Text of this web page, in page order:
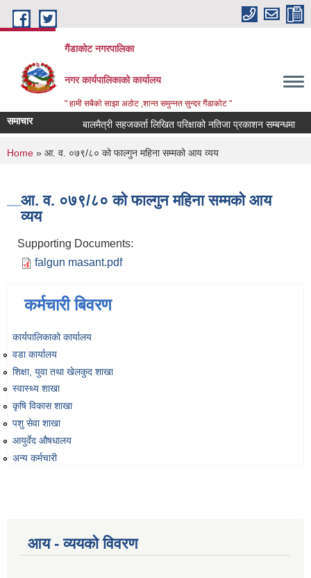
Skip to main content
गैंडाकोट नगरपालिका
नगर कार्यपालिकाको कार्यालय
" हामी सबैको साझा अठोट ,शान्त समुन्नत सुन्दर गैंडाकोट "
समाचार बालमैत्री सहजकर्ता लिखित परिक्षाको नतिजा प्रकाशन सम्बन्धमा
You are here
Home » आ. व. ०७९/८० को फाल्गुन महिना सम्मको आय व्यय
आ. व. ०७९/८० को फाल्गुन महिना सम्मको आय
व्यय
Supporting Documents:
falgun masant.pdf
कर्मचारी बिवरण
कार्यपालिकाको कार्यालय
वडा कार्यालय
शिक्षा, युवा तथा खेलकुद शाखा
स्वास्थ्य शाखा
कृषि विकास शाखा
पशु सेवा शाखा
आयुर्वेद औषधालय
अन्य कर्मचारी
आय - व्ययको विवरण